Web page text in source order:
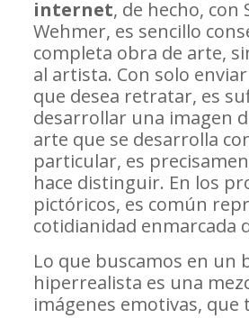
internet, de hecho, con
Wehmer, es sencillo
completa obra de arte,
al artista. Con solo
que desea retratar, es
desarrollar una imagen
arte que se desarrolla
particular, es
hace distinguir. En los
pictóricos, es común
cotidianidad enmarcada
Lo que buscamos en un
hiperrealista es una
imágenes emotivas, que